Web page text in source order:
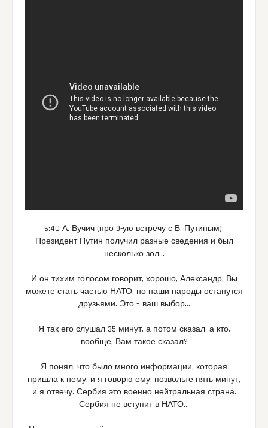
6:40 А. Вучич (про 9-ую встречу с В. Путиным):
Президент Путин получил разные сведения и был
несколько зол…
И он тихим голосом говорит, хорошо, Александр, Вы
можете стать частью НАТО, но наши народы останутся
друзьями. Это – ваш выбор…
Я так его слушал 35 минут, а потом сказал: а кто,
вообще, Вам такое сказал?
Я понял, что было много информации, которая
пришла к нему, и я говорю ему: позвольте пять минут,
и я отвечу. Сербия это военно нейтральная страна.
Сербия не вступит в НАТО…